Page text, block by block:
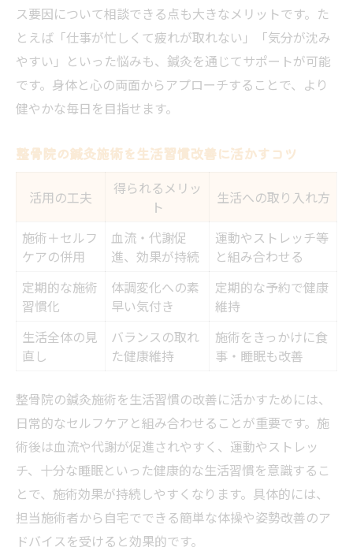
ス要因について相談できる点も大きなメリットです。た
とえば「仕事が忙しくて疲れが取れない」「気分が沈み
やすい」といった悩みも、鍼灸を通じてサポートが可能
です。身体と心の両面からアプローチすることで、より
健やかな毎日を目指せます。
整骨院の鍼灸施術を生活習慣改善に活かすコツ
活用の工夫
得られるメリッ
ト
生活への取り入れ方
施術＋セルフ
ケアの併用
血流・代謝促
進、効果が持続
運動やストレッチ等
と組み合わせる
定期的な施術
習慣化
体調変化への素
早い気付き
定期的な予約で健康
維持
生活全体の見
直し
バランスの取れ
た健康維持
施術をきっかけに食
事・睡眠も改善
整骨院の鍼灸施術を生活習慣の改善に活かすためには、
日常的なセルフケアと組み合わせることが重要です。施
術後は血流や代謝が促進されやすく、運動やストレッ
チ、十分な睡眠といった健康的な生活習慣を意識するこ
とで、施術効果が持続しやすくなります。具体的には、
担当施術者から自宅でできる簡単な体操や姿勢改善のア
ドバイスを受けると効果的です。